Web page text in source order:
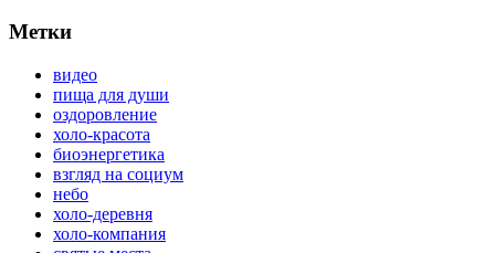
Метки
видео
пища для души
оздоровление
холо-красота
биоэнергетика
взгляд на социум
небо
холо-деревня
холо-компания